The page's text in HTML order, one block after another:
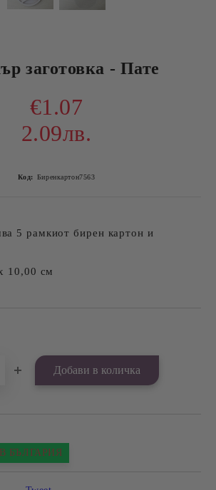
заготовка - Пате
€1.07
2.09лв.
Код: Биренкартон7563
5 рамкиот бирен картон и
10,00 см
БЪЛГАРИЯ